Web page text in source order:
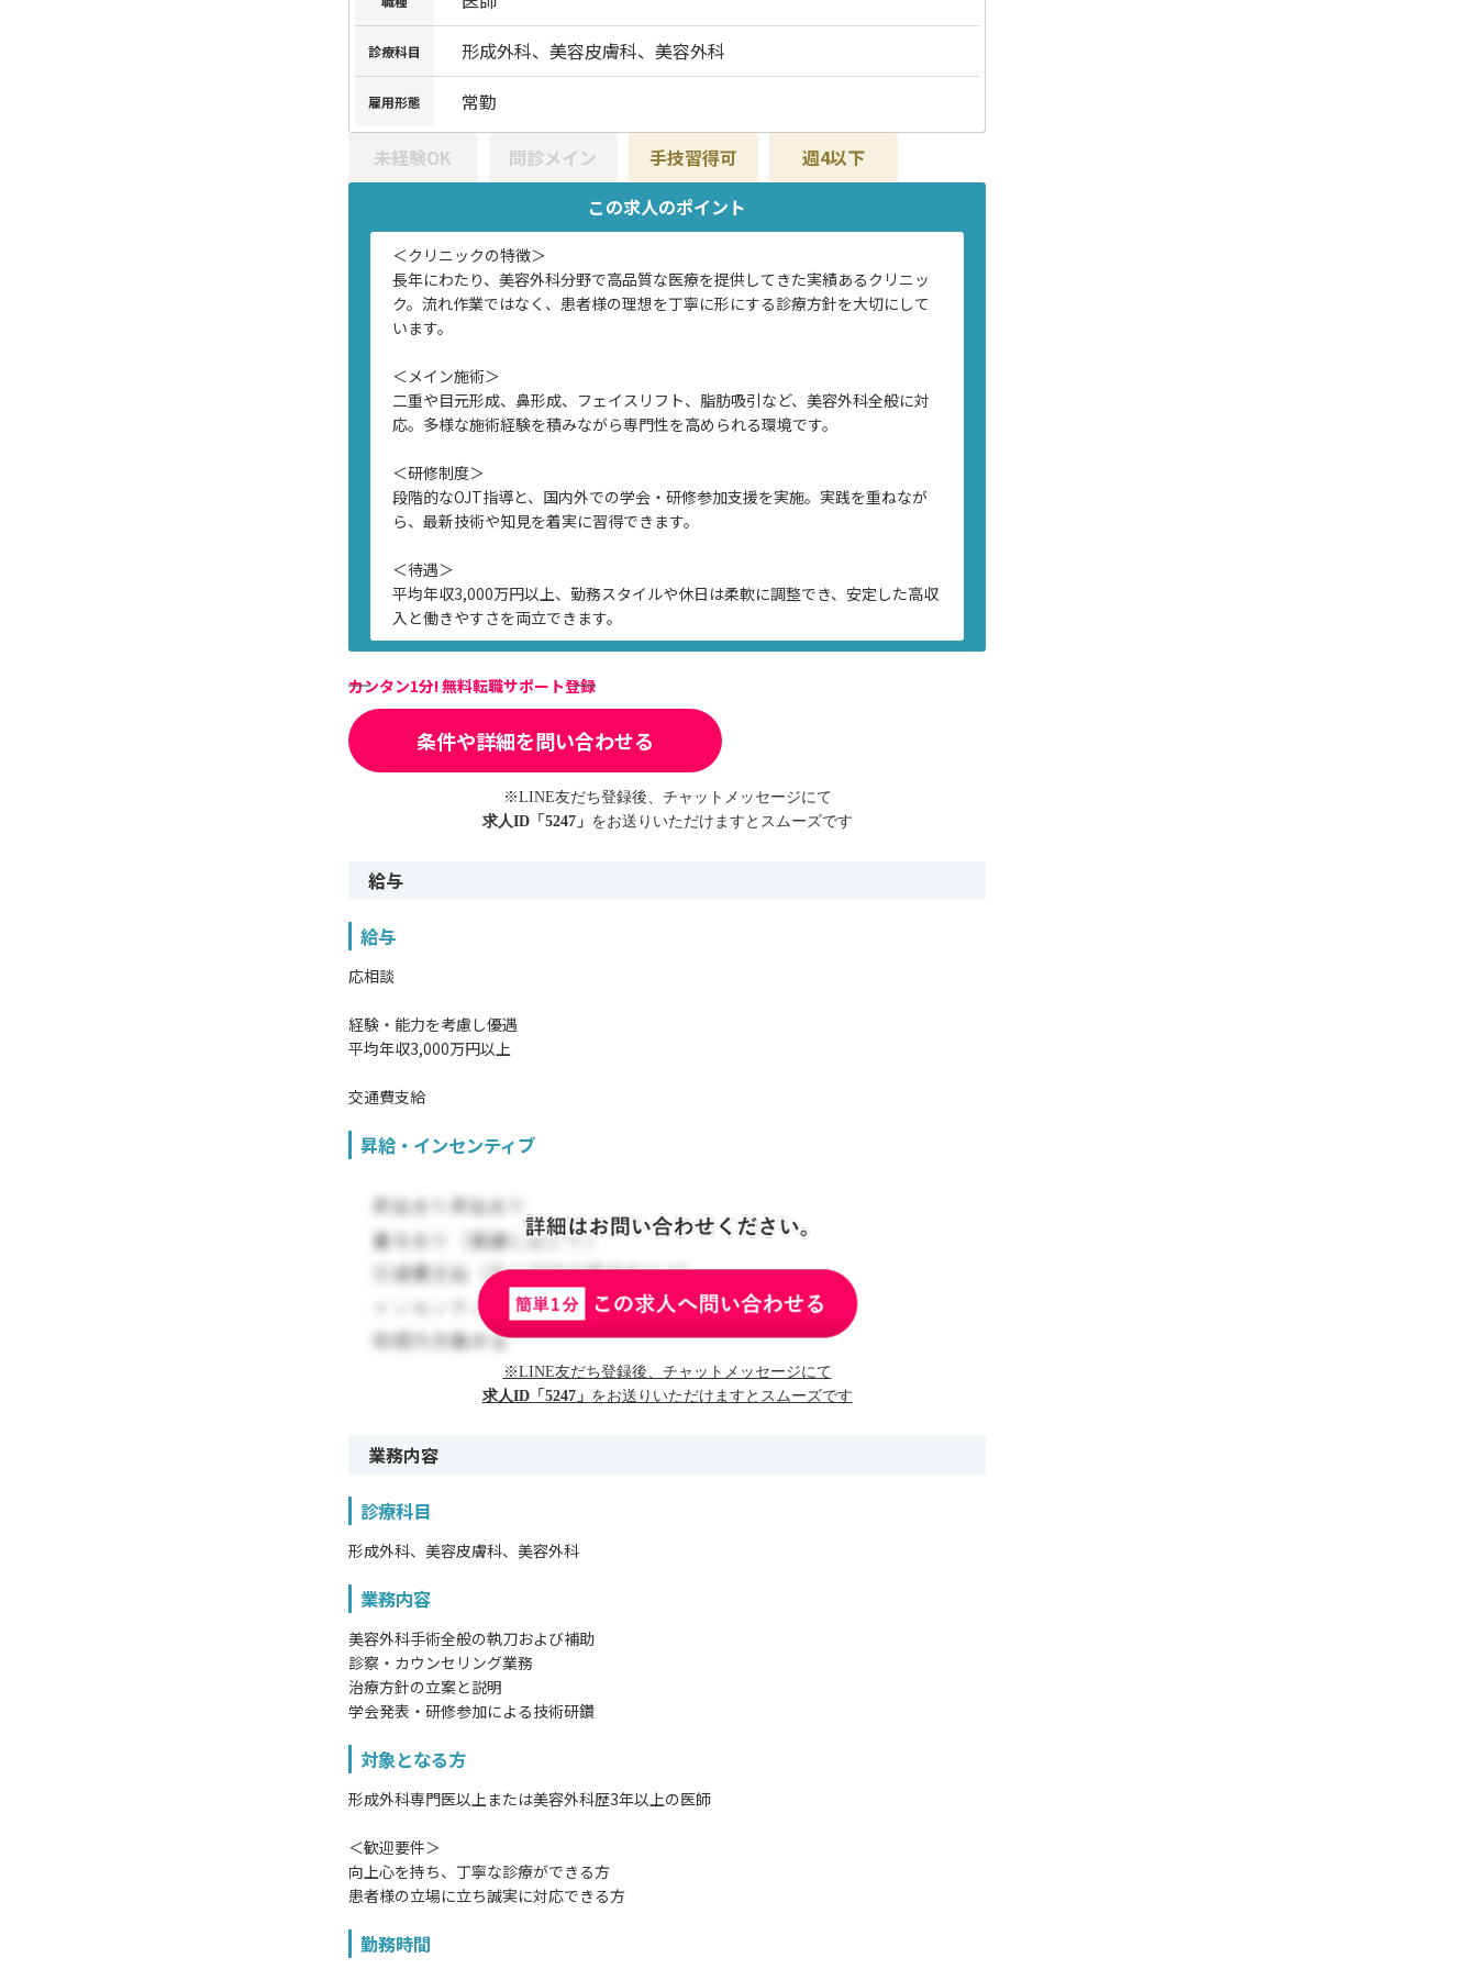
診療科目 形成外科、美容皮膚科、美容外科
雇用形態 常勤
未経験OK 問診メイン 手技習得可
週4以下
この求人のポイント
＜クリニックの特徴＞
長年にわたり、美容外科分野で高品質な医療を提供してきた実績あるクリニッ
ク。流れ作業ではなく、患者様の理想を丁寧に形にする診療方針を大切にして
います。
＜メイン施術＞
二重や目元形成、鼻形成、フェイスリフト、脂肪吸引など、美容外科全般に対
応。多様な施術経験を積みながら専門性を高められる環境です。
＜研修制度＞
段階的なOJT指導と、国内外での学会・研修参加支援を実施。実践を重ねなが
ら、最新技術や知見を着実に習得できます。
＜待遇＞
平均年収3,000万円以上、勤務スタイルや休日は柔軟に調整でき、安定した高収
入と働きやすさを両立できます。
カンタン1分! 無料転職サポート登録
条件や詳細を問い合わせる
※LINE友だち登録後、チャットメッセージにて
求人ID「5247」 をお送りいただけますとスムーズです
給与
給与
応相談
経験・能力を考慮し優遇
平均年収3,000万円以上
交通費支給
昇給・インセンティブ
※LINE友だち登録後、チャットメッセージにて
求人ID「5247」 をお送りいただけますとスムーズです
業務内容
診療科目
形成外科、美容皮膚科、美容外科
業務内容
美容外科手術全般の執刀および補助
診察・カウンセリング業務
治療方針の立案と説明
学会発表・研修参加による技術研鑽
対象となる方
形成外科専門医以上または美容外科歴3年以上の医師
＜歓迎要件＞
向上心を持ち、丁寧な診療ができる方
患者様の立場に立ち誠実に対応できる方
勤務時間